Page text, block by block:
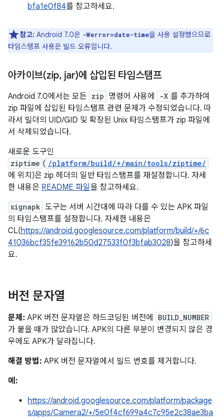
bfa1e0f84를 참고하세요.
참고: Android 7.0은 -Werror=date-time을 사용 설정했으므로
타임스탬프 사용은 빌드 오류입니다.
아카이브(zip, jar)에 삽입된 타임스탬프
Android 7.0에서는 모든 zip 명령어 사용에 -X 를 추가하여
zip 파일에 삽입된 타임스탬프 관련 문제가 수정되었습니다. 따
라서 빌더의 UID/GID 및 확장된 Unix 타임스탬프가 zip 파일에
서 삭제되었습니다.
새로운 도구인
ziptime ( /platform/build/+/main/tools/ziptime/
에 위치)은 zip 헤더의 일반 타임스탬프를 재설정합니다. 자세
한 내용은 README 파일을 참고하세요.
signapk 도구는 서버 시간대에 따라 다를 수 있는 APK 파일
의 타임스탬프를 설정합니다. 자세한 내용은
CL(https://android.googlesource.com/platform/build/+/6c
41036bcf35fe39162b50d27533f0f3bfab3028)을 참고하세
요.
버전 문자열
문제: APK 버전 문자열은 하드코딩된 버전에 BUILD_NUMBER
가 붙을 때가 많았습니다. APK의 다른 부분이 변경되지 않은 경
우에도 APK가 달라집니다.
해결 방법: APK 버전 문자열에서 빌드 번호를 제거합니다.
예:
https://android.googlesource.com/platform/package
s/apps/Camera2/+/5e0f4cf699a4c7c95e2c38ae3ba